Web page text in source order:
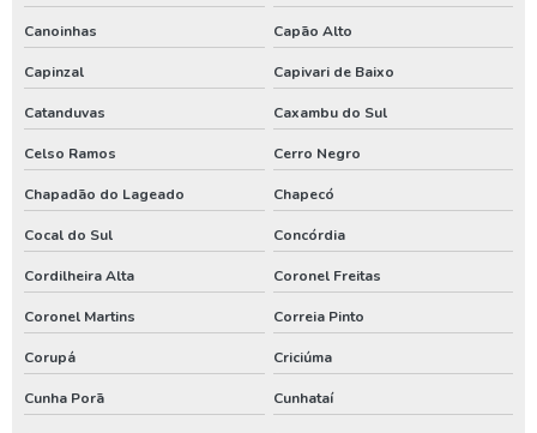
Poço de água potável
Preço para perfuração de poço artesiano
Processo de perfuração de poço artesiano
Quanto custa uma outorga de poço artesiano
Renovação de outorga de poço
Renovação de outorga de poço artesiano
Requerimento de outorga de direito de uso das águas
Serviço de limpeza de poço artesiano
Canoinhas Capão Alto
Capinzal Capivari de Baixo
Catanduvas Caxambu do Sul
Celso Ramos Cerro Negro
Chapadão do Lageado Chapecó
Cocal do Sul Concórdia
Cordilheira Alta Coronel Freitas
Coronel Martins Correia Pinto
Corupá Criciúma
Cunha Porã Cunhataí